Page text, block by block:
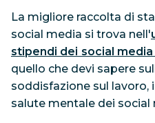
La migliore raccolta di
social media si trova nell'
stipendi dei social
quello che devi sapere
soddisfazione sul lavoro,
salute mentale dei social